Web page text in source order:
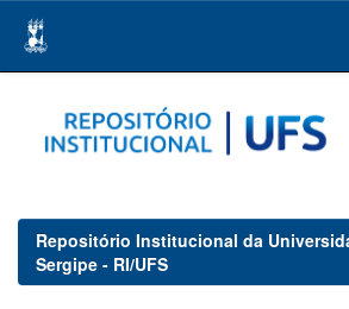
navigation
Repositório Institucional da
Sergipe - RI/UFS